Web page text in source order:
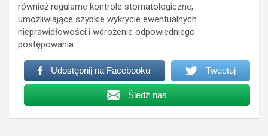
również regularne kontrole stomatologiczne,
umożliwiające szybkie wykrycie ewentualnych
nieprawidłowości i wdrożenie odpowiedniego
postępowania.
Udostępnij na Facebooku Tweetuj
Śledź nas